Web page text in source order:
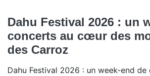
Dahu Festival 2026 : un
concerts au cœur des
des Carroz
Dahu Festival 2026 : un week-end de